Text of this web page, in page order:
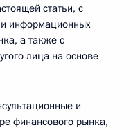
статьи, с
информационных
а также с
лица на основе
и
финансового рынка,